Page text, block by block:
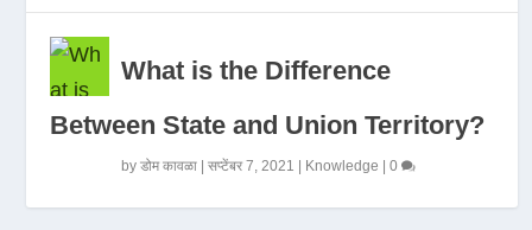
What is the Difference
Between State and Union Territory?
byडोम कावळा |सप्टेंबर 7, 2021 Knowledge |0